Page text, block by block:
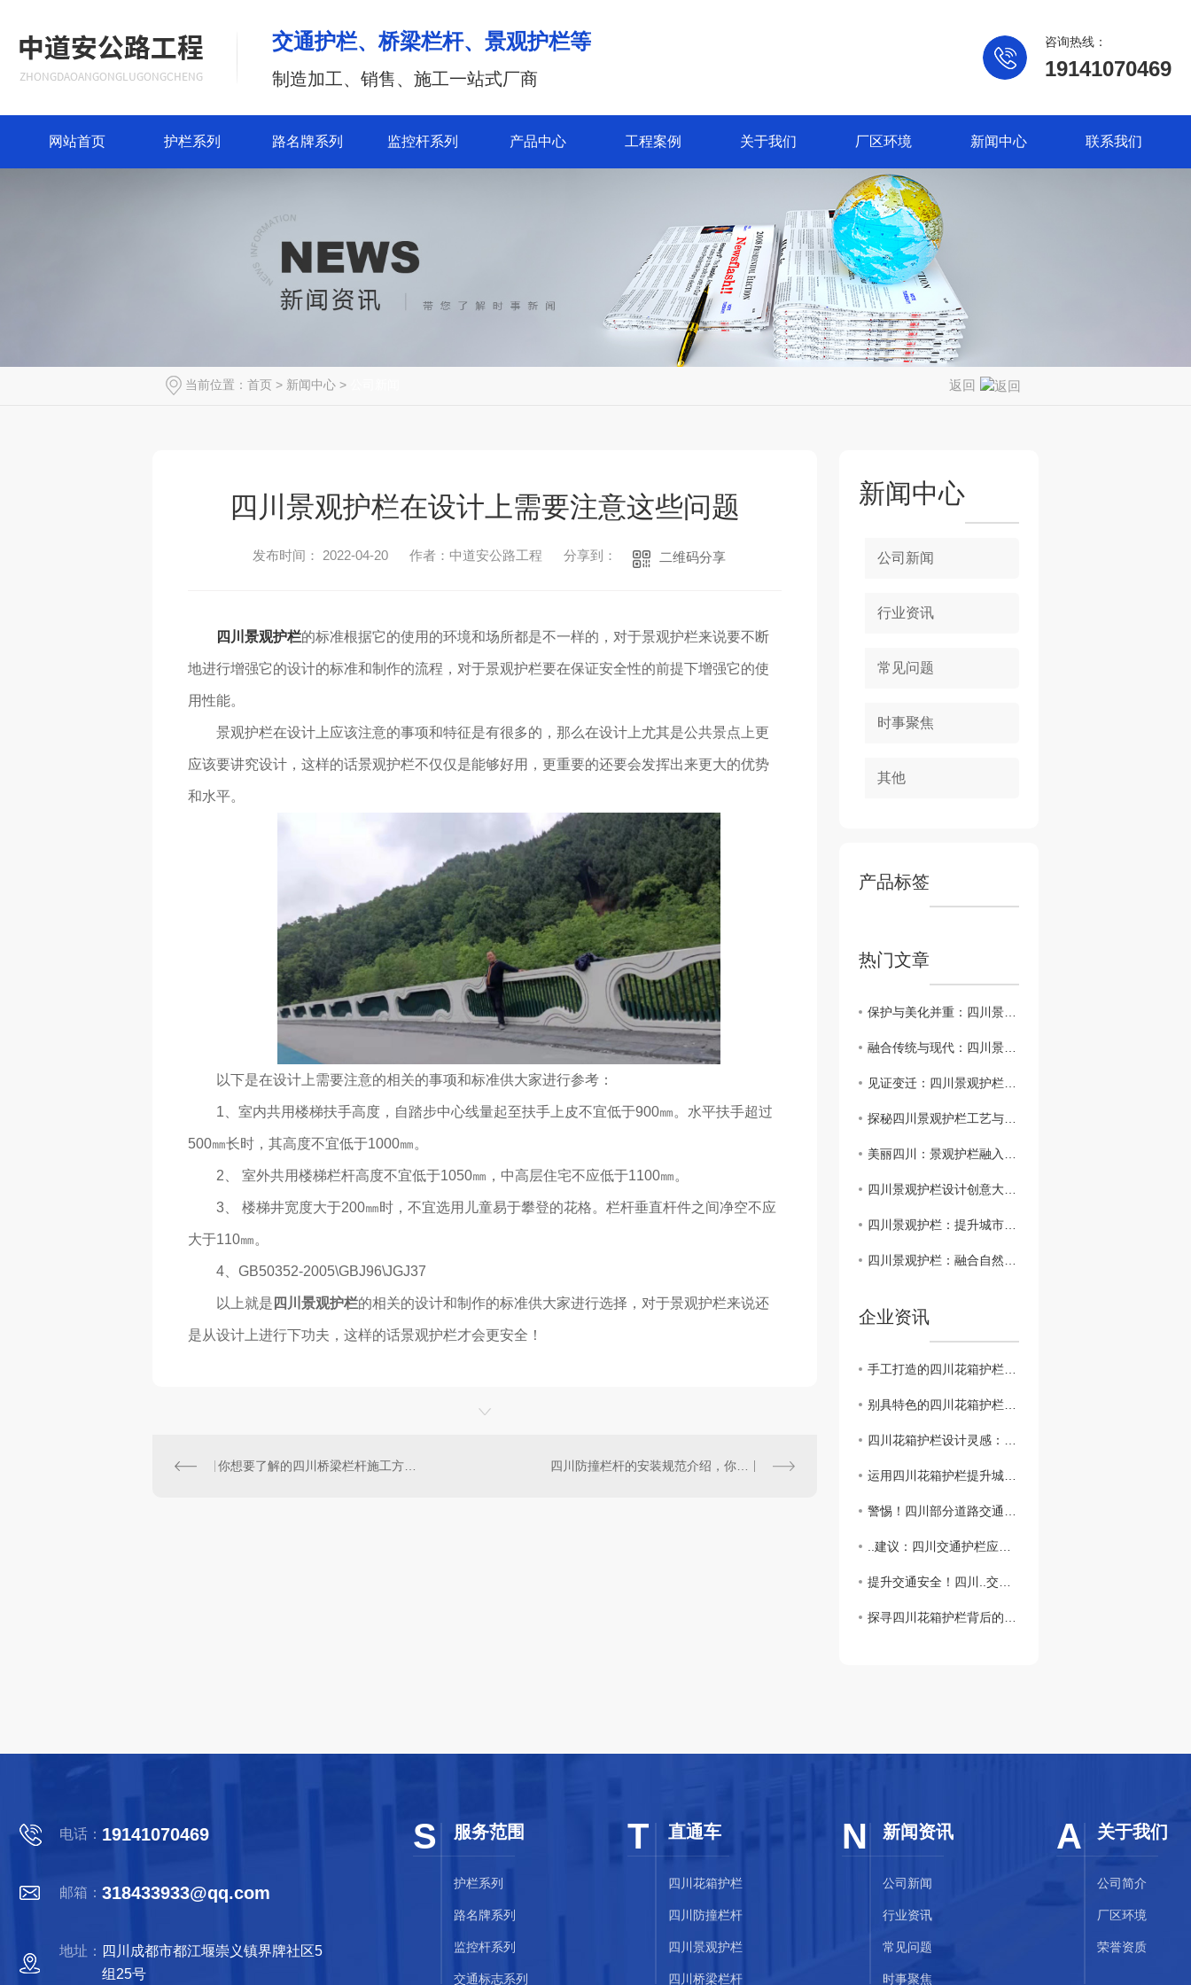
交通护栏、桥梁栏杆、景观护栏等
制造加工、销售、施工一站式厂商
咨询热线：
19141070469
网站首页 护栏系列 路名牌系列 监控杆系列 产品中心 工程案例 关于我们 厂区环境 新闻中心 联系我们
当前位置： 首页 > 新闻中心 > 返回
四川景观护栏在设计上需要注意这些问题
发布时间： 2022-04-20 作者：中道安公路工程 分享到： 二维码分享
四川景观护栏的标准根据它的使用的环境和场所都是不一样的，对于景观护栏来说要不断
地进行增强它的设计的标准和制作的流程，对于景观护栏要在保证安全性的前提下增强它的使
用性能。
景观护栏在设计上应该注意的事项和特征是有很多的，那么在设计上尤其是公共景点上更
应该要讲究设计，这样的话景观护栏不仅仅是能够好用，更重要的还要会发挥出来更大的优势
和水平。
以下是在设计上需要注意的相关的事项和标准供大家进行参考：
1、室内共用楼梯扶手高度，自踏步中心线量起至扶手上皮不宜低于900㎜。水平扶手超过
500㎜长时，其高度不宜低于1000㎜。
2、 室外共用楼梯栏杆高度不宜低于1050㎜，中高层住宅不应低于1100㎜。
3、 楼梯井宽度大于200㎜时，不宜选用儿童易于攀登的花格。栏杆垂直杆件之间净空不应
大于110㎜。
4、GB50352-2005\GBJ96\JGJ37
以上就是 四川景观护栏的相关的设计和制作的标准供大家进行选择，对于景观护栏来说还
是从设计上进行下功夫，这样的话景观护栏才会更安全！
你想要了解的四川桥梁栏杆施工方法都在这里了 四川防撞栏杆的安装规范介绍，你值得拥有
新闻中心
公司新闻
行业资讯
常见问题
时事聚焦
其他
产品标签
热门文章
企业资讯
电话： 19141070469
邮箱： 318433933@qq.com
地址： 四川成都市都江堰崇义镇界牌社区5
组25号
S 服务范围
护栏系列
路名牌系列
监控杆系列
交通标志系列
T 直通车
四川花箱护栏
四川防撞栏杆
四川景观护栏
四川桥梁栏杆
N 新闻资讯
公司新闻
行业资讯
常见问题
时事聚焦
A 关于我们
公司简介
厂区环境
荣誉资质